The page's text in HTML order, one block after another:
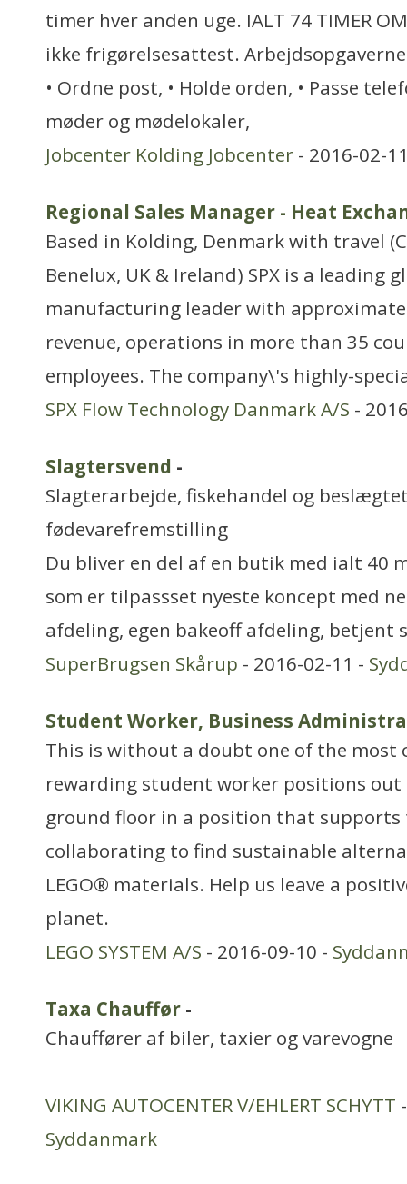
timer hver anden uge. IALT 74 TIMER
ikke frigørelsesattest.
• Ordne post, • Holde orden, • Passe
møder og mødelokaler,
Jobcenter Kolding Jobcenter - 2016-02-
Regional Sales Manager - Heat
Based in Kolding, Denmark with travel
Benelux, UK & Ireland) SPX is a
manufacturing leader with
revenue, operations in more than 35
employees. The company\'s highly-
SPX Flow Technology Danmark A/S -
Slagtersvend -
Slagterarbejde, fiskehandel og
fødevarefremstilling
Du bliver en del af en butik med ialt 40
som er tilpassset nyeste koncept med
afdeling, egen bakeoff afdeling, betjent
SuperBrugsen Skårup - 2016-02-11 -
Student Worker, Business
This is without a doubt one of the most
rewarding student worker positions
ground floor in a position that supports
collaborating to find sustainable
LEGO® materials. Help us leave a
planet.
LEGO SYSTEM A/S - 2016-09-10 -
Taxa Chauffør -
Chauffører af biler, taxier og varevogne
VIKING AUTOCENTER V/EHLERT SCHYTT
Syddanmark